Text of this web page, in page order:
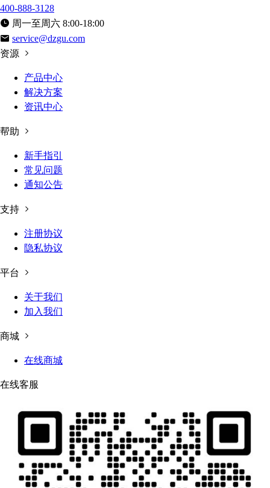
400-888-3128
周一至周六 8:00-18:00
service@dzgu.com
资源
产品中心
解决方案
资讯中心
帮助
新手指引
常见问题
通知公告
支持
注册协议
隐私协议
平台
关于我们
加入我们
商城
在线商城
在线客服